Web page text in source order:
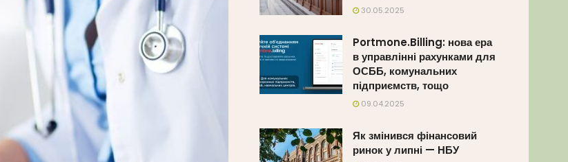
30.05.2025
Portmone.Billing: нова ера
в управлінні рахунками для
ОСББ, комунальних
підприємств, тощо
09.04.2025
Як змінився фінансовий
ринок у липні — НБУ